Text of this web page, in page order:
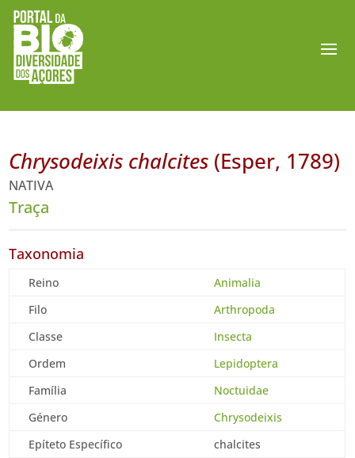
Chrysodeixis chalcites (Esper, 1789)
NATIVA
Traça
Taxonomia
Reino
Animalia
Filo
Arthropoda
Classe
Insecta
Ordem
Lepidoptera
Família
Noctuidae
Género
Chrysodeixis
Epíteto Específico
chalcites